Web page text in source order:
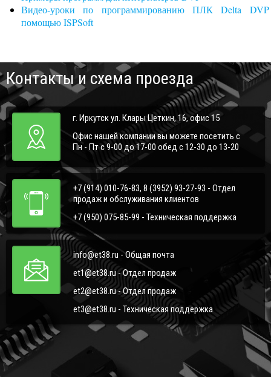
Видео-уроки по программированию ПЛК Delta
помощью ISPSoft
Контакты и схема проезда
г. Иркутск ул. Клары Цеткин, 16, офис 15
Офис нашей компании вы можете посетить с
Пн - Пт с 9-00 до 17-00 обед с 12-30 до 13-20
+7 (914) 010-76-83, 8 (3952) 93-27-93 - Отдел
продаж и обслуживания клиентов
+7 (950) 075-85-99 - Техническая поддержка
info@et38.ru - Общая почта
et1@et38.ru - Отдел продаж
et2@et38.ru - Отдел продаж
et3@et38.ru - Техническая поддержка